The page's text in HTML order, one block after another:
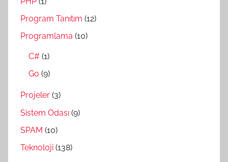
Program Tanıtım (12)
Programlama (10)
C# (1)
Go (9)
Projeler (3)
Sistem Odası (9)
SPAM (10)
Teknoloji (138)